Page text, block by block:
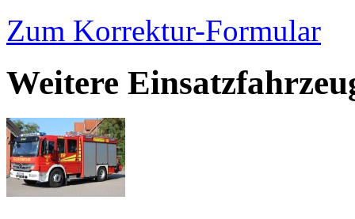
Zum Korrektur-Formular
Weitere